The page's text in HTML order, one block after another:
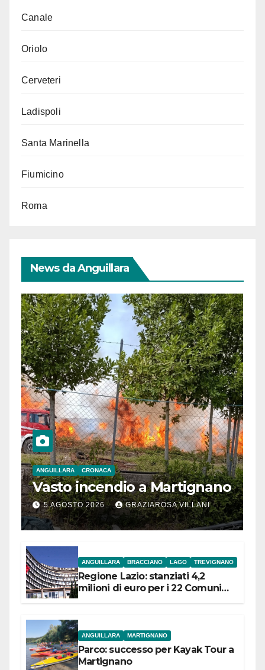
Canale
Oriolo
Cerveteri
Ladispoli
Santa Marinella
Fiumicino
Roma
News da Anguillara
ANGUILLARA CRONACA
Vasto incendio a Martignano
5 AGOSTO 2026 GRAZIAROSA VILLANI
ANGUILLARA BRACCIANO LAGO TREVIGNANO
Regione Lazio: stanziati 4,2
milioni di euro per i 22 Comuni
ANGUILLARA MARTIGNANO
Parco: successo per Kayak Tour a
Martignano